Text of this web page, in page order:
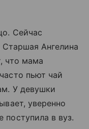
Сейчас
Старшая Ангелина
что мама
пьют чай
У девушки
уверенно
в вуз.